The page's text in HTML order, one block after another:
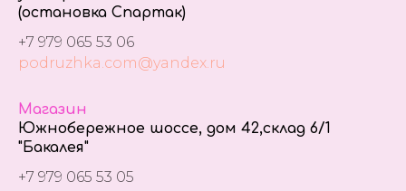
(остановка Спартак)
+7 979 065 53 06
podruzhka.com@yandex.ru
Магазин
Южнобережное шоссе, дом 42,склад 6/1
"Бакалея"
+7 979 065 53 05